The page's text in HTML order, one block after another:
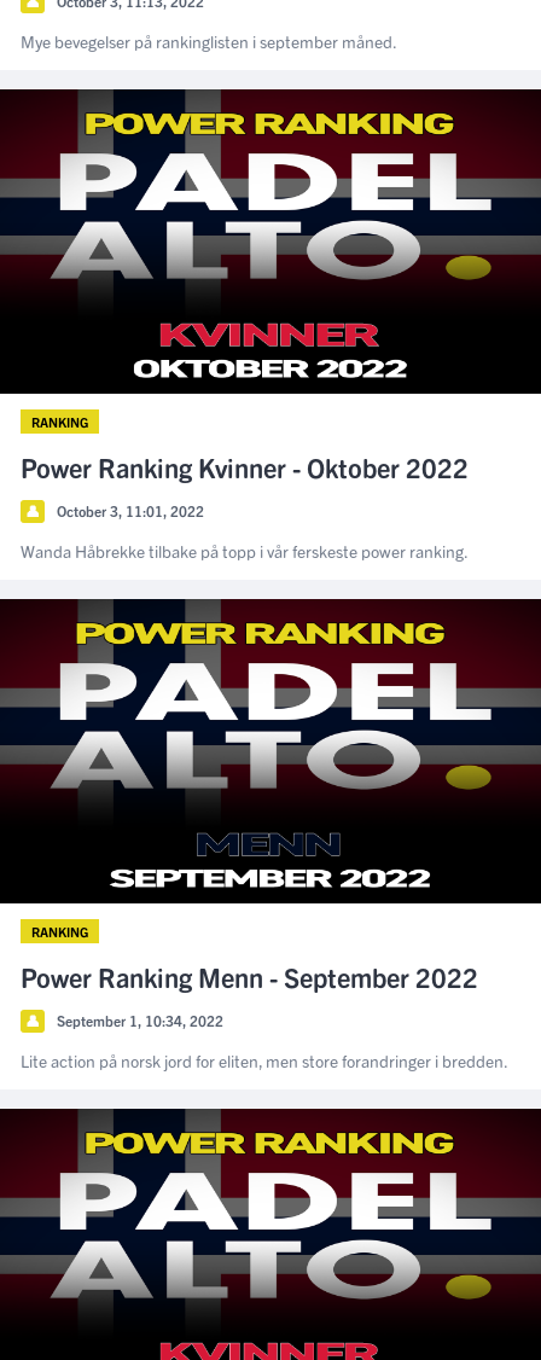
Mye bevegelser på rankinglisten i september måned.
RANKING
Power Ranking Kvinner - Oktober 2022
👤 October 3, 11:01, 2022
Wanda Håbrekke tilbake på topp i vår ferskeste power ranking.
RANKING
Power Ranking Menn - September 2022
👤 September 1, 10:34, 2022
Lite action på norsk jord for eliten, men store forandringer i bredden.